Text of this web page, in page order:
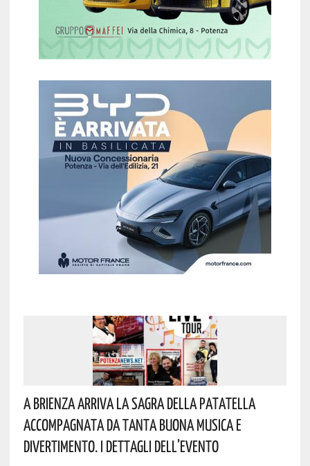
A Brienza Arriva La Sagra Della Patatella
Accompagnata Da Tanta Buona Musica E
Divertimento. I Dettagli Dell’evento